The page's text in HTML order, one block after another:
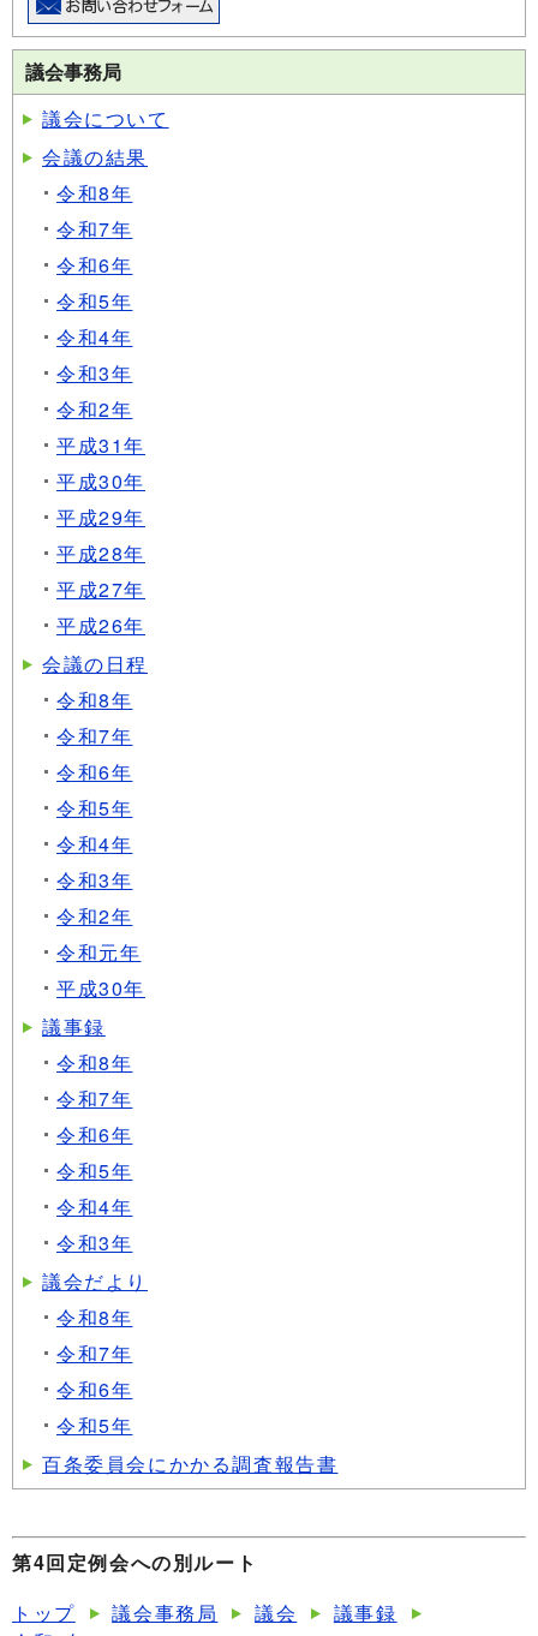
議会事務局
議会について
会議の結果
令和8年
令和7年
令和6年
令和5年
令和4年
令和3年
令和2年
平成31年
平成30年
平成29年
平成28年
平成27年
平成26年
会議の日程
令和8年
令和7年
令和6年
令和5年
令和4年
令和3年
令和2年
令和元年
平成30年
議事録
令和8年
令和7年
令和6年
令和5年
令和4年
令和3年
議会だより
令和8年
令和7年
令和6年
令和5年
百条委員会にかかる調査報告書
第4回定例会への別ルート
トップ
議会事務局 議会
議事録